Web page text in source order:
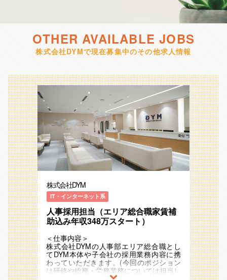
OTHER AVAILABLE JOBS
株式会社DYMで現在募集中のその他求人情報
株式会社DYM
IT・インターネット系
人事採用担当（エリア総合職家賃補
助込み年収348万スタート）
＜仕事内容＞
株式会社DYMの人事部エリア総合職とし
てDYM本体や子会社の採用業務内容に携
わっていただきます。(今回のポジション
は研修や総務・労務業務については担当し